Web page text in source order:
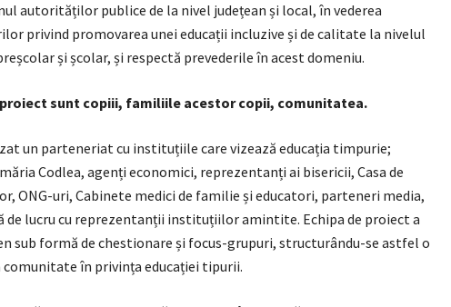
autorităților publice de la nivel județean și local, în vederea
privind promovarea unei educații incluzive și de calitate la nivelul
și școlar, și respectă prevederile în acest domeniu.
sunt copiii, familiile acestor copii, comunitatea.
un parteneriat cu instituțiile care vizează educația timpurie;
Codlea, agenți economici, reprezentanți ai bisericii, Casa de
ONG-uri, Cabinete medici de familie și educatori, parteneri media,
de lucru cu reprezentanții instituțiilor amintite. Echipa de proiect a
sub formă de chestionare și focus-grupuri, structurându-se astfel o
în privința educației tipurii.